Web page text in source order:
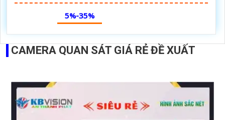
5%-35%
CAMERA QUAN SÁT GIÁ RẺ ĐỀ XUẤT